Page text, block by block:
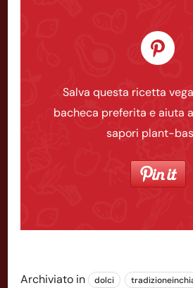
Salva questa ricetta
bacheca preferita e aiuta
sapori plant-
Archiviato in dolci